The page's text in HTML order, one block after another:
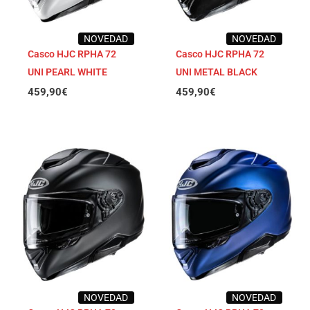
NOVEDAD
Casco HJC RPHA 72
UNI PEARL WHITE
459,90€
NOVEDAD
Casco HJC RPHA 72
UNI METAL BLACK
459,90€
NOVEDAD
NOVEDAD